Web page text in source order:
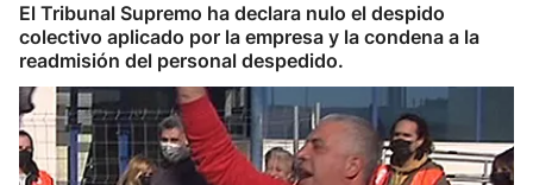
El Tribunal Supremo ha declara nulo el despido
colectivo aplicado por la empresa y la condena a la
readmisión del personal despedido.